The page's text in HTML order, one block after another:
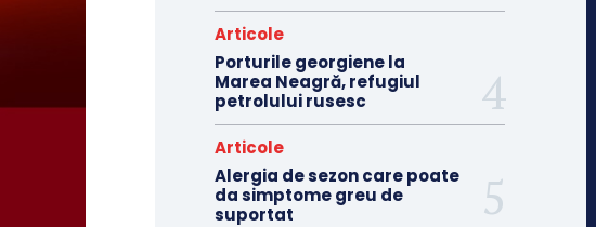
Articole
Porturile georgiene la
Marea Neagră, refugiul
petrolului rusesc
Articole
Alergia de sezon care poate
da simptome greu de
suportat